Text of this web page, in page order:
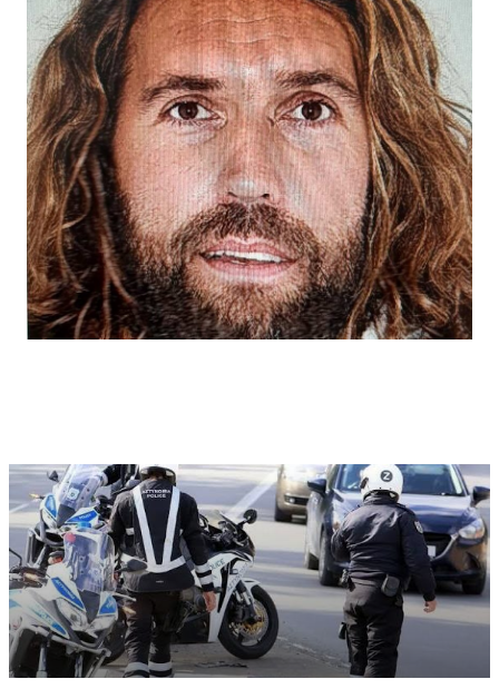
τηλεφωνικό αριθμό 1460.